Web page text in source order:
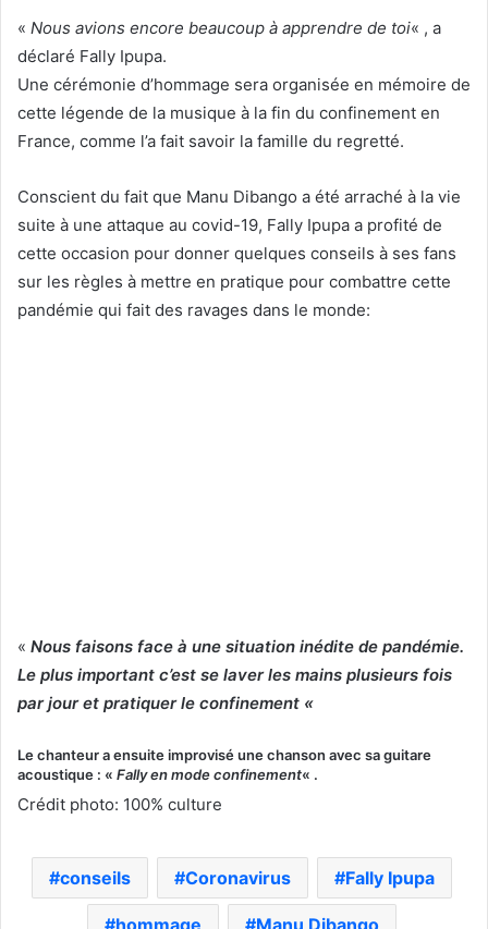
« Nous avions encore beaucoup à apprendre de toi« , a
déclaré Fally Ipupa.
Une cérémonie d’hommage sera organisée en mémoire de
cette légende de la musique à la fin du confinement en
France, comme l’a fait savoir la famille du regretté.
Conscient du fait que Manu Dibango a été arraché à la vie
suite à une attaque au covid-19, Fally Ipupa a profité de
cette occasion pour donner quelques conseils à ses fans
sur les règles à mettre en pratique pour combattre cette
pandémie qui fait des ravages dans le monde:
« Nous faisons face à une situation inédite de pandémie.
Le plus important c’est se laver les mains plusieurs fois
par jour et pratiquer le confinement «
Le chanteur a ensuite improvisé une chanson avec sa guitare
acoustique : « Fally en mode confinement« .
Crédit photo: 100% culture
conseils Coronavirus Fally Ipupa